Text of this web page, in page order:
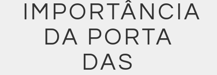
IMPORTÂNCIA
DA PORTA
DAS